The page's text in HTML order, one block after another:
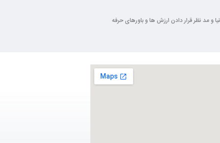
روز دنیا و مد نظر قرار دادن ارزش ها و باورهای حرفه